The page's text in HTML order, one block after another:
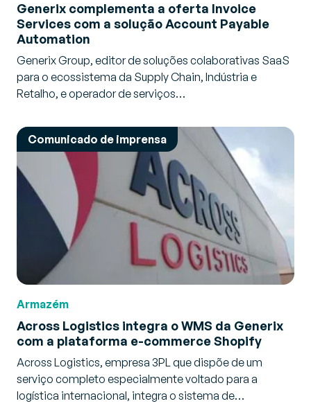
Generix complementa a oferta Invoice
Services com a solução Account Payable
Automation
Generix Group, editor de soluções colaborativas SaaS
para o ecossistema da Supply Chain, Indústria e
Retalho, e operador de serviços…
Comunicado de imprensa
Armazém
Across Logistics integra o WMS da Generix
com a plataforma e-commerce Shopify
Across Logistics, empresa 3PL que dispõe de um
serviço completo especialmente voltado para a
logística internacional, integra o sistema de…